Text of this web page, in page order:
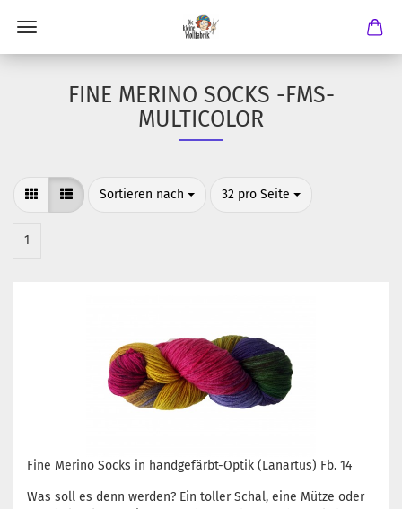
FINE MERINO SOCKS -FMS-
MULTICOLOR
Sortieren nach
Sortieren nach 32 pro Seite
pro Seite
1
Fine Merino Socks in handgefärbt-Optik (Lanartus) Fb. 14
Was soll es denn werden? Ein toller Schal, eine Mütze oder